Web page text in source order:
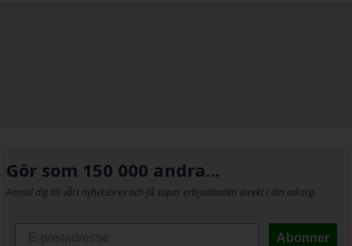
Gör som 150 000 andra...
Anmäl dig till vårt nyhetsbrev och få super erbjudanden direkt i din inkorg.
Abonner